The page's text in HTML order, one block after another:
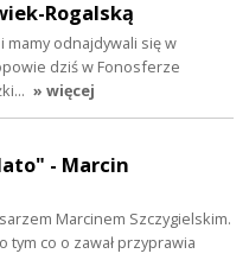
Rogalską
mamy odnajdywali się w
dziś w Fonosferze
» więcej
- Marcin
Marcinem Szczygielskim.
tym co o zawał przyprawia